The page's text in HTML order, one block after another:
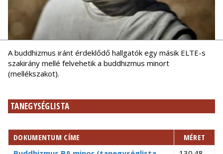
A buddhizmus iránt érdeklődő hallgatók egy másik ELTE-s
szakirány mellé felvehetik a buddhizmus minort
(mellékszakot).
TANEGYSÉGLISTA
DOKUMENTUM CÍME
MÉRET